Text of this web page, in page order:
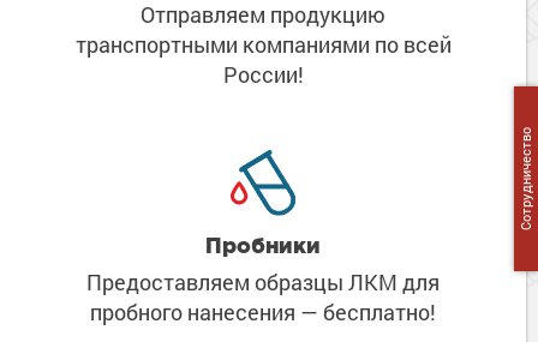
Сопутствующие товары
Морозостойкие краски для металла
Морозостойкие краски для фасада
Отправляем продукцию
транспортными компаниями по всей
России!
Пробники
Предоставляем образцы ЛКМ для
пробного нанесения — бесплатно!
Сотрудничество